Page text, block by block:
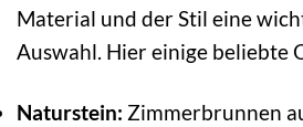
Material und der Stil eine
Auswahl. Hier einige beliebte
Naturstein: Zimmerbrunnen